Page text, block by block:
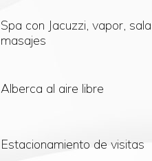
Spa con Jacuzzi, vapor,
masajes
Alberca al aire libre
Estacionamiento de visitas